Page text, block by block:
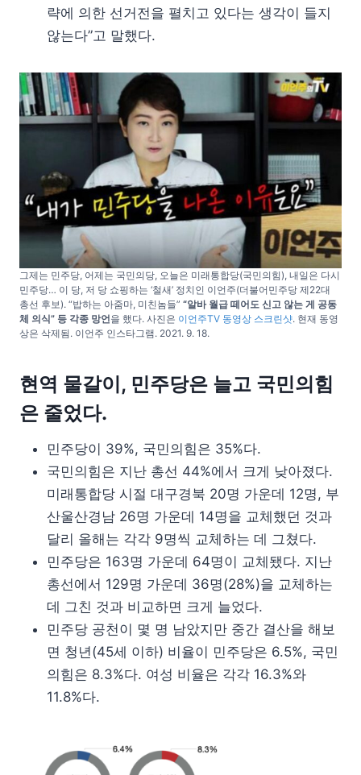
략에 의한 선거전을 펼치고 있다는 생각이 들지
않는다”고 말했다.
그제는 민주당, 어제는 국민의당, 오늘은 미래통합당(국민의힘), 내일은 다시
민주당… 이 당, 저 당 쇼핑하는 ‘철새’ 정치인 이언주(더불어민주당 제22대
총선 후보). “밥하는 아줌마, 미친놈들” “알바 월급 떼어도 신고 않는 게 공동
체 의식” 등 각종 망언을 했다. 사진은 이언주TV 동영상 스크린샷. 현재 동영
상은 삭제됨. 이언주 인스타그램. 2021. 9. 18.
현역 물갈이, 민주당은 늘고 국민의힘
은 줄었다.
민주당이 39%, 국민의힘은 35%다.
국민의힘은 지난 총선 44%에서 크게 낮아졌다.
미래통합당 시절 대구경북 20명 가운데 12명, 부
산울산경남 26명 가운데 14명을 교체했던 것과
달리 올해는 각각 9명씩 교체하는 데 그쳤다.
민주당은 163명 가운데 64명이 교체됐다. 지난
총선에서 129명 가운데 36명(28%)을 교체하는
데 그친 것과 비교하면 크게 늘었다.
민주당 공천이 몇 명 남았지만 중간 결산을 해보
면 청년(45세 이하) 비율이 민주당은 6.5%, 국민
의힘은 8.3%다. 여성 비율은 각각 16.3%와
11.8%다.